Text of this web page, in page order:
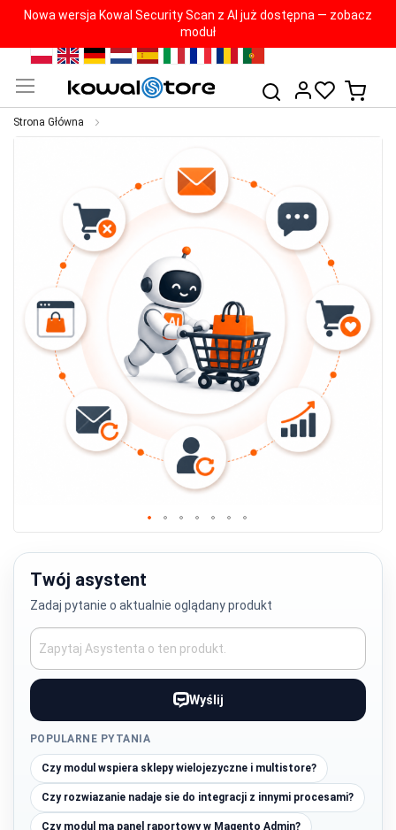
Nowa wersja Kowal Security Scan z AI już dostępna — zobacz
moduł
Przejdź
treści
PL EN DE NL ES IT FR RO
PT
Szukaj
Mój
Strona Główna
na
początek
Twój asystent
Zadaj pytanie o aktualnie oglądany produkt
Wyślij
POPULARNE PYTANIA
Czy modul wspiera sklepy wielojezyczne i multistore?
Czy rozwiazanie nadaje sie do integracji z innymi procesami?
Czy modul ma panel raportowy w Magento Admin?